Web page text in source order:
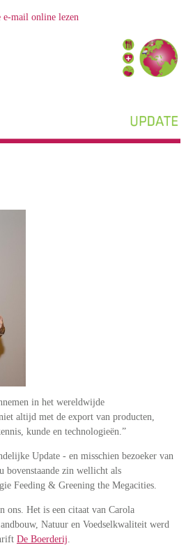
e-mail online lezen
in het wereldwijde
altijd met de export van producten,
kunde en technologieën.”
Update - en misschien bezoeker van
bovenstaande zin wellicht als
Feeding & Greening the Megacities.
ons. Het is een citaat van Carola
Natuur en Voedselkwaliteit werd
De Boerderij